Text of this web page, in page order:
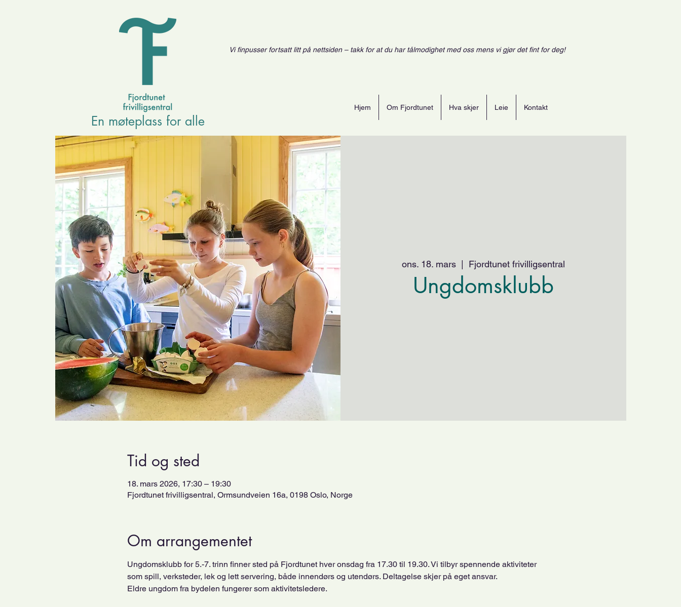
Vi finpusser fortsatt litt på nettsiden – takk for at du har tålmodighet med oss mens vi gjør det fint for deg!
En møteplass for alle
Hjem Om Fjordtunet Hva skjer Leie Kontakt
ons. 18. mars
  |
Fjordtunet frivilligsentral
Ungdomsklubb
Tid og sted
18. mars 2026, 17:30 – 19:30
Fjordtunet frivilligsentral, Ormsundveien 16a, 0198 Oslo, Norge
Om arrangementet
Ungdomsklubb for 5.-7. trinn finner sted på Fjordtunet hver onsdag fra 17.30 til 19.30. Vi tilbyr spennende aktiviteter
som spill, verksteder, lek og lett servering, både innendørs og utendørs. Deltagelse skjer på eget ansvar.
Eldre ungdom fra bydelen fungerer som aktivitetsledere.